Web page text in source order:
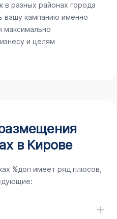
в разных районах города
вашу кампанию именно
максимально
и целям
в Кирове
%доп имеет ряд плюсов,